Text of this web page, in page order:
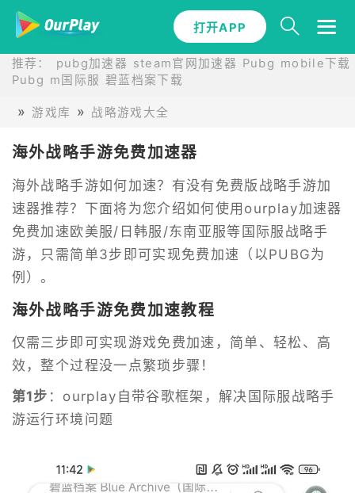
打开APP
推荐： pubg加速器 steam官网加速器 Pubg mobile下载
Pubg m国际服 碧蓝档案下载
游戏库 战略游戏大全
海外战略手游免费加速器
海外战略手游如何加速？有没有免费版战略手游加
速器推荐？下面将为您介绍如何使用ourplay加速器
免费加速欧美服/日韩服/东南亚服等国际服战略手
游，只需简单3步即可实现免费加速（以PUBG为
例）。
海外战略手游免费加速教程
仅需三步即可实现游戏免费加速，简单、轻松、高
效，整个过程没一点繁琐步骤！
第1步 ：ourplay自带谷歌框架，解决国际服战略手
游运行环境问题